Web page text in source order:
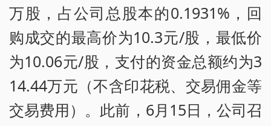
万股，占公司总股本的0.1931%，回
购成交的最高价为10.3元/股，最低价
为10.06元/股，支付的资金总额约为3
14.44万元（不含印花税、交易佣金等
交易费用）。此前，6月15日，公司召